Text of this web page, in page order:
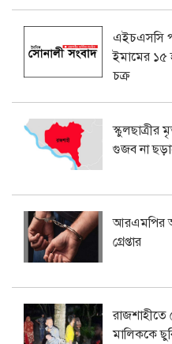
এইচএসসি
ইমামের ১৫
চক্র
স্কুলছাত্রীর
গুজব না
আরএমপির
গ্রেপ্তার
রাজশাহীতে
মালিককে